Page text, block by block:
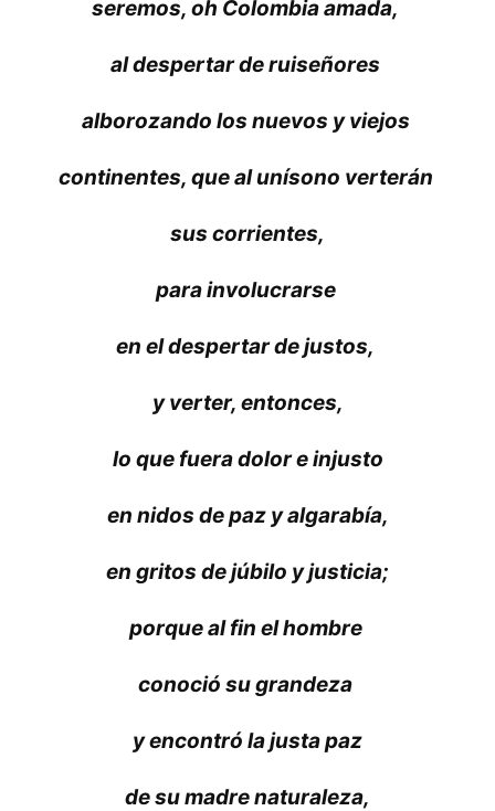
seremos, oh Colombia amada,
al despertar de ruiseñores
alborozando los nuevos y viejos
continentes, que al unísono verterán
sus corrientes,
para involucrarse
en el despertar de justos,
y verter, entonces,
lo que fuera dolor e injusto
en nidos de paz y algarabía,
en gritos de júbilo y justicia;
porque al fin el hombre
conoció su grandeza
y encontró la justa paz
de su madre naturaleza,